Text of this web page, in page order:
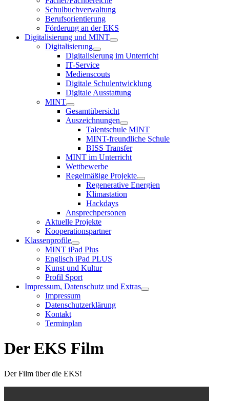
Schulbuchverwaltung
Berufsorientierung
Förderung an der EKS
Digitalisierung und MINT
Digitalisierung
Digitalisierung im Unterricht
IT-Service
Medienscouts
Digitale Schulentwicklung
Digitale Ausstattung
MINT
Gesamtübersicht
Auszeichnungen
Talentschule MINT
MINT-freundliche Schule
BISS Transfer
MINT im Unterricht
Wettbewerbe
Regelmäßige Projekte
Regenerative Energien
Klimastation
Hackdays
Ansprechpersonen
Aktuelle Projekte
Kooperationspartner
Klassenprofile
MINT iPad Plus
Englisch iPad PLUS
Kunst und Kultur
Profil Sport
Impressum, Datenschutz und Extras
Impressum
Datenschutzerklärung
Kontakt
Terminplan
Der EKS Film
Der Film über die EKS!